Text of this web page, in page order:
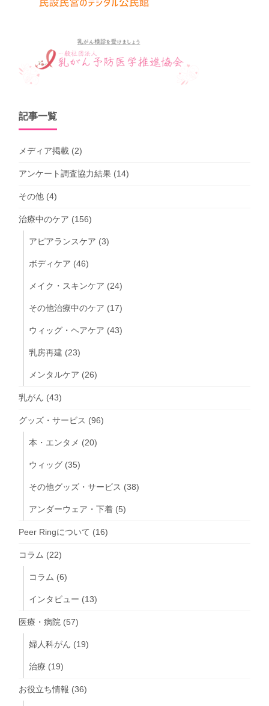
記事一覧
メディア掲載 (2)
アンケート調査協力結果 (14)
その他 (4)
治療中のケア (156)
アピアランスケア (3)
ボディケア (46)
メイク・スキンケア (24)
その他治療中のケア (17)
ウィッグ・ヘアケア (43)
乳房再建 (23)
メンタルケア (26)
乳がん (43)
グッズ・サービス (96)
本・エンタメ (20)
ウィッグ (35)
その他グッズ・サービス (38)
アンダーウェア・下着 (5)
Peer Ringについて (16)
コラム (22)
コラム (6)
インタビュー (13)
医療・病院 (57)
婦人科がん (19)
治療 (19)
お役立ち情報 (36)